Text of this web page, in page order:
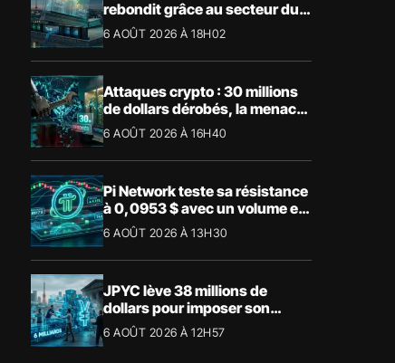
rebondit grâce au secteur du
luxe
6 AOÛT 2026 À 18H02
Attaques crypto : 30 millions
de dollars dérobés, la menace
devient physique
6 AOÛT 2026 À 16H40
Pi Network teste sa résistance
à 0,0953 $ avec un volume en
forte hausse
6 AOÛT 2026 À 13H30
JPYC lève 38 millions de
dollars pour imposer son
stablecoin yen au Japon
6 AOÛT 2026 À 12H57